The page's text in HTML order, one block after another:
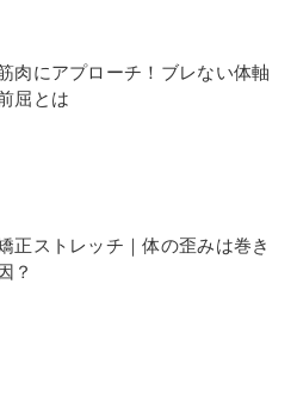
肉にアプローチ！ブレない体軸
屈とは
正ストレッチ｜体の歪みは巻き
？